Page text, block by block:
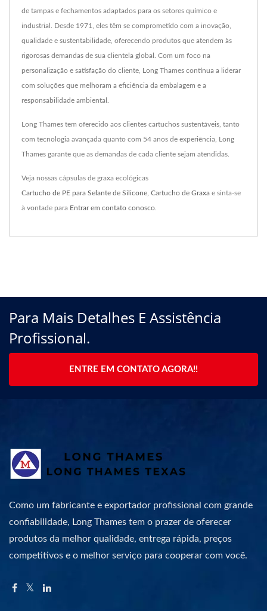
de tampas e fechamentos adaptados para os setores químico e
industrial. Desde 1971, eles têm se comprometido com a inovação,
qualidade e sustentabilidade, oferecendo produtos que atendem às
rigorosas demandas de sua clientela global. Com um foco na
personalização e satisfação do cliente, Long Thames continua a liderar
com soluções que melhoram a eficiência da embalagem e a
responsabilidade ambiental.
Long Thames tem oferecido aos clientes cartuchos sustentáveis, tanto
com tecnologia avançada quanto com 54 anos de experiência, Long
Thames garante que as demandas de cada cliente sejam atendidas.
Veja nossas cápsulas de graxa ecológicas
Cartucho de PE para Selante de Silicone Cartucho de Graxa e sinta-se
à vontade para Entrar em contato conosco
Para Mais Detalhes E Assistência
Profissional.
ENTRE EM CONTATO AGORA!!
Como um fabricante e exportador profissional com grande
confiabilidade, Long Thames tem o prazer de oferecer
produtos da melhor qualidade, entrega rápida, preços
competitivos e o melhor serviço para cooperar com você.